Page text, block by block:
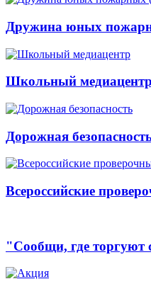
Дружина юных
Школьный медиацентр
Дорожная
Всероссийские
"Сообщи, где торгуют